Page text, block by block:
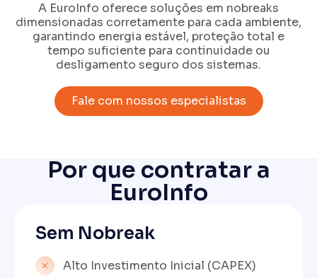
A EuroInfo oferece soluções em nobreaks
dimensionadas corretamente para cada ambiente,
garantindo energia estável, proteção total e
tempo suficiente para continuidade ou
desligamento seguro dos sistemas.
Fale com nossos especialistas
Por que contratar a
EuroInfo
Sem Nobreak
Alto Investimento Inicial (CAPEX)